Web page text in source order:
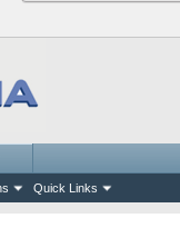
Quick Links